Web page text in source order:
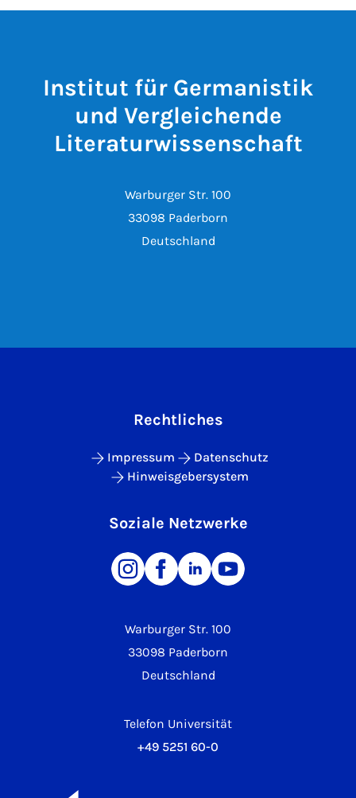
Institut für Germanistik
und Vergleichende
Literaturwissenschaft
Warburger Str. 100
33098 Paderborn
Deutschland
Warburger Str. 100
33098 Paderborn
Deutschland
Telefon Universität
+49 5251 60-0
Rechtliches
Impressum
Datenschutz
Hinweisgebersystem
Soziale Netzwerke